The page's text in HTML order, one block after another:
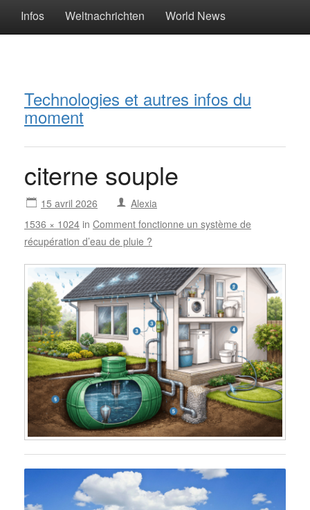
Infos Weltnachrichten World News
Technologies et autres infos du
moment
citerne souple
15 avril 2026
Alexia
1536 × 1024 in Comment fonctionne un système de
récupération d’eau de pluie ?